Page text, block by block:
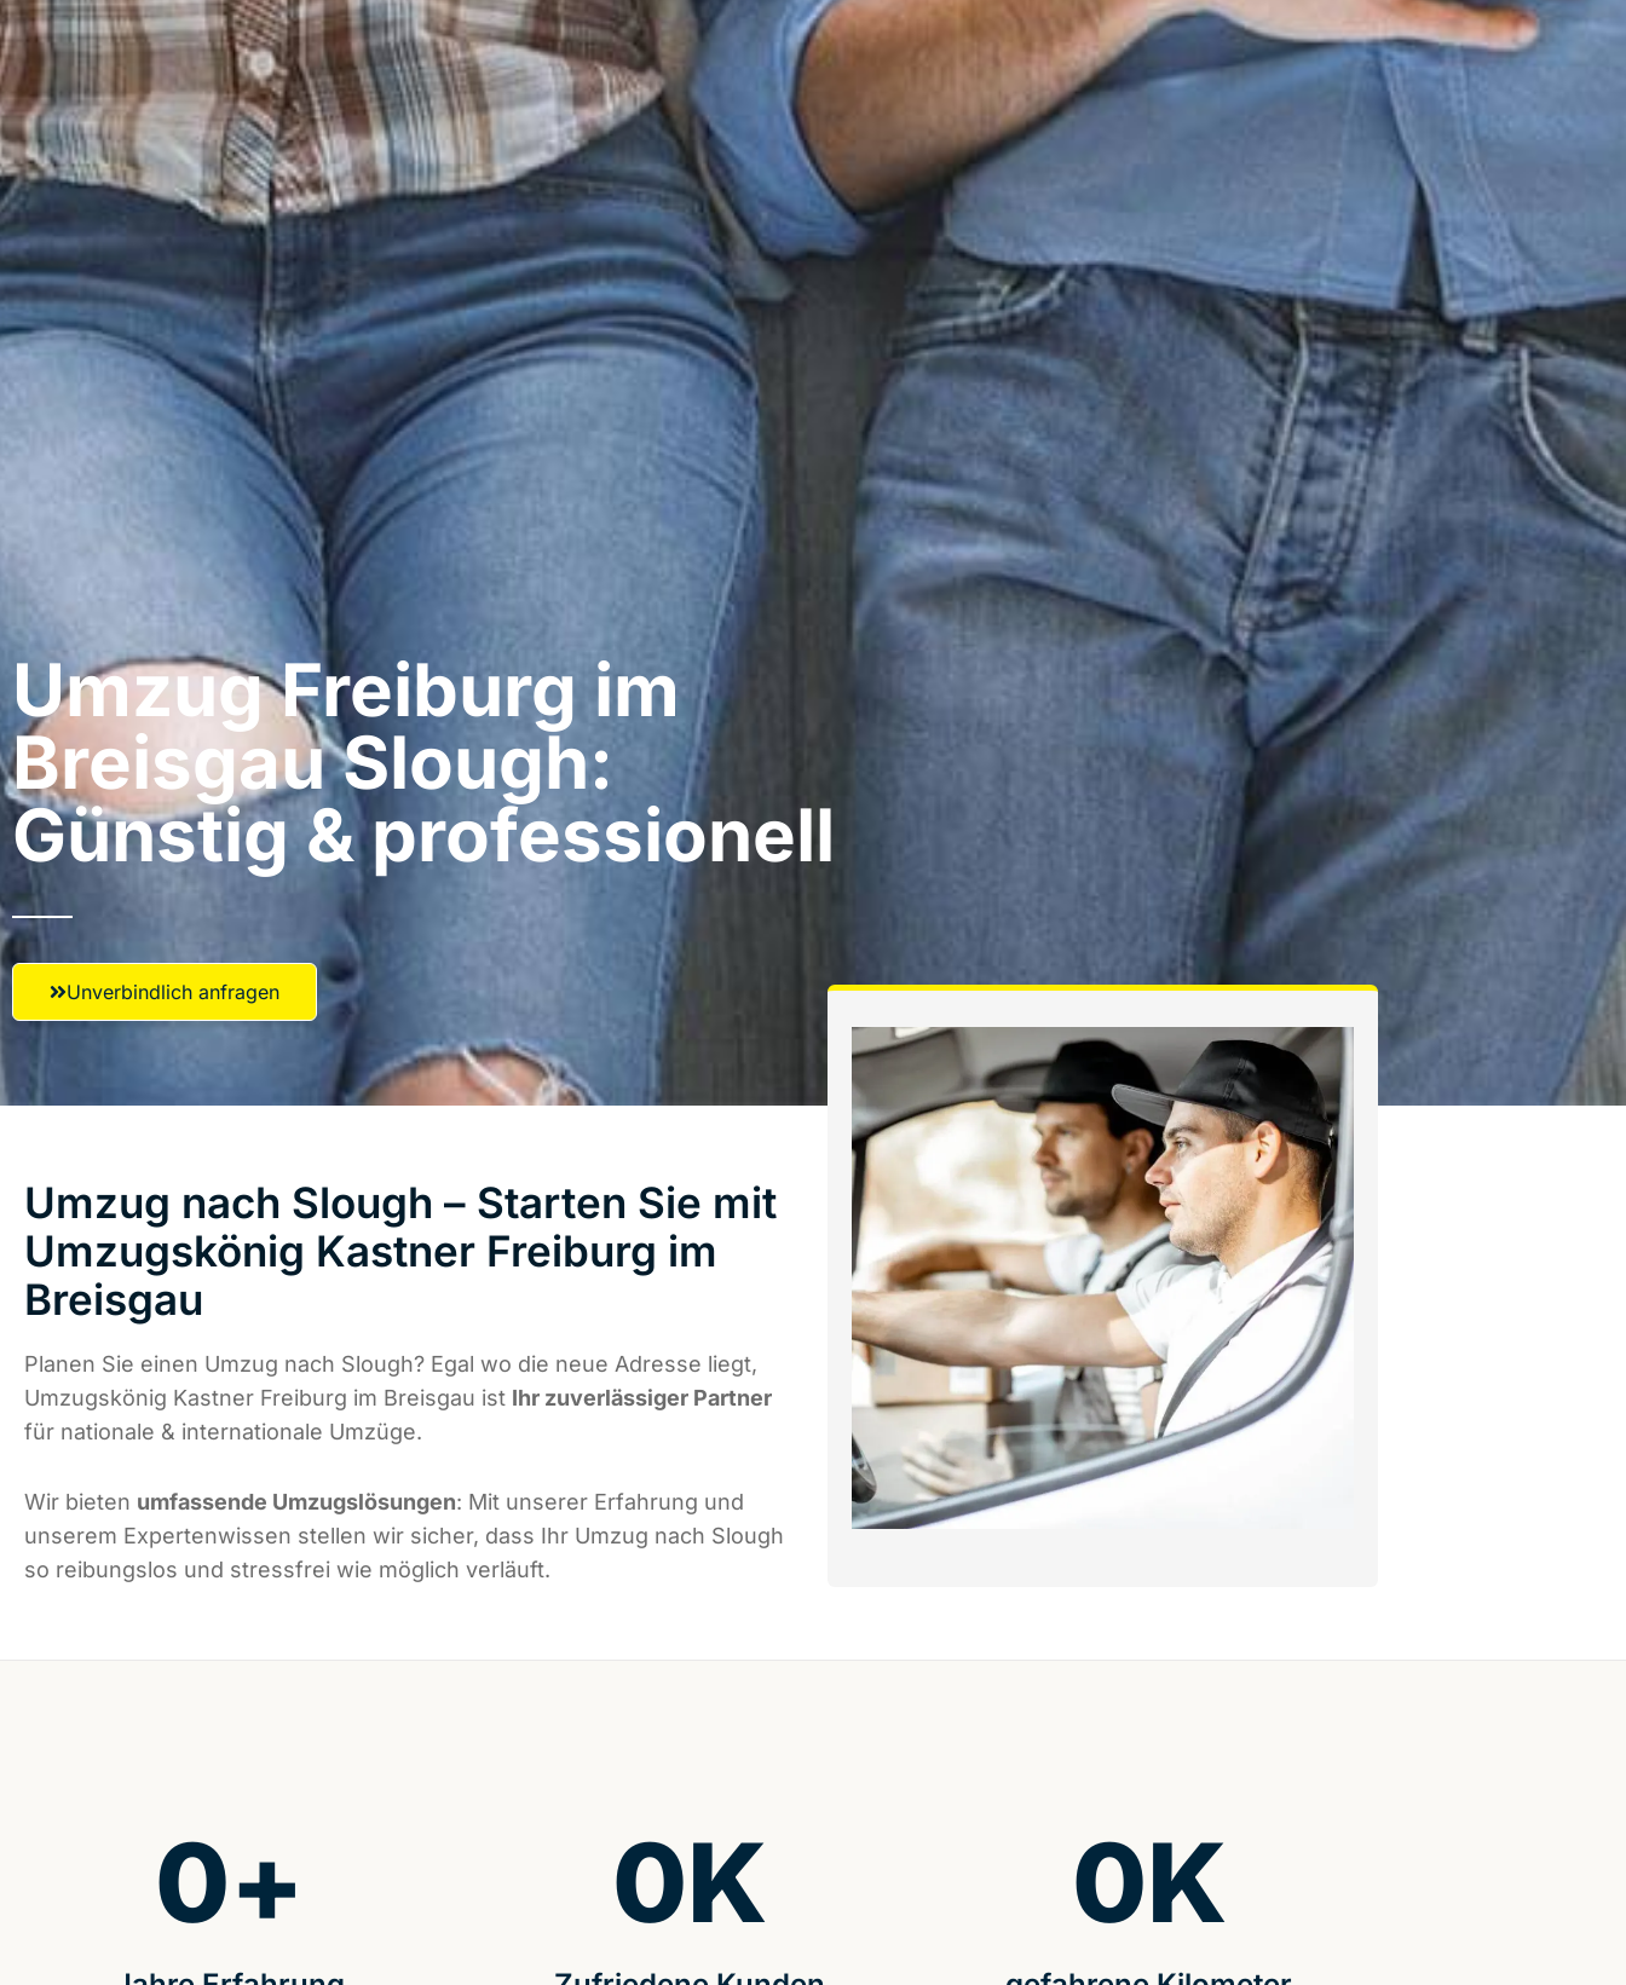
Umzug Freiburg im
Breisgau​ Slough:
Günstig & professionell​
Unverbindlich anfragen
Umzug nach Slough – Starten Sie mit
Umzugskönig Kastner Freiburg im
Breisgau
Planen Sie einen Umzug nach Slough? Egal wo die neue Adresse liegt,
Umzugskönig Kastner Freiburg im Breisgau ist Ihr zuverlässiger Partner
für nationale & internationale Umzüge.
Wir bieten umfassende Umzugslösungen: Mit unserer Erfahrung und
unserem Expertenwissen stellen wir sicher, dass Ihr Umzug nach Slough
so reibungslos und stressfrei wie möglich verläuft.
0+ 0K 0K